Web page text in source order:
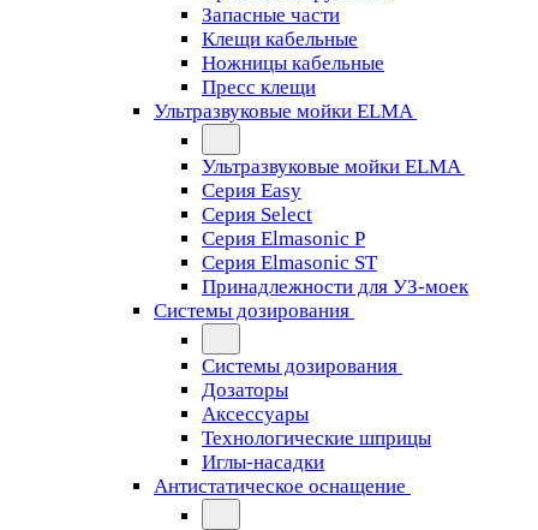
Запасные части
Клещи кабельные
Ножницы кабельные
Пресс клещи
Ультразвуковые мойки ELMA
Ультразвуковые мойки ELMA
Серия Easy
Серия Select
Серия Elmasonic P
Серия Elmasonic ST
Принадлежности для УЗ-моек
Системы дозирования
Системы дозирования
Дозаторы
Аксессуары
Технологические шприцы
Иглы-насадки
Антистатическое оснащение